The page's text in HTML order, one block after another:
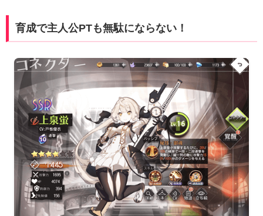
育成で主人公PTも無駄にならない！